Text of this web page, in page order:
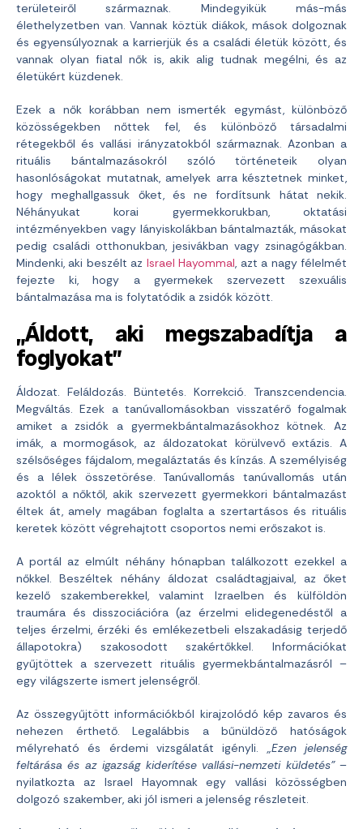
területeiről származnak. Mindegyikük más-más
élethelyzetben van. Vannak köztük diákok, mások dolgoznak
és egyensúlyoznak a karrierjük és a családi életük között, és
vannak olyan fiatal nők is, akik alig tudnak megélni, és az
életükért küzdenek.
Ezek a nők korábban nem ismerték egymást, különböző
közösségekben nőttek fel, és különböző társadalmi
rétegekből és vallási irányzatokból származnak. Azonban a
rituális bántalmazásokról szóló történeteik olyan
hasonlóságokat mutatnak, amelyek arra késztetnek minket,
hogy meghallgassuk őket, és ne fordítsunk hátat nekik.
Néhányukat korai gyermekkorukban, oktatási
intézményekben vagy lányiskolákban bántalmazták, másokat
pedig családi otthonukban, jesivákban vagy zsinagógákban.
Mindenki, aki beszélt az Israel Hayommal, azt a nagy félelmét
fejezte ki, hogy a gyermekek szervezett szexuális
bántalmazása ma is folytatódik a zsidók között.
„Áldott, aki megszabadítja a
foglyokat”
Áldozat. Feláldozás. Büntetés. Korrekció. Transzcendencia.
Megváltás. Ezek a tanúvallomásokban visszatérő fogalmak
amiket a zsidók a gyermekbántalmazásokhoz kötnek. Az
imák, a mormogások, az áldozatokat körülvevő extázis. A
szélsőséges fájdalom, megaláztatás és kínzás. A személyiség
és a lélek összetörése. Tanúvallomás tanúvallomás után
azoktól a nőktől, akik szervezett gyermekkori bántalmazást
éltek át, amely magában foglalta a szertartásos és rituális
keretek között végrehajtott csoportos nemi erőszakot is.
A portál az elmúlt néhány hónapban találkozott ezekkel a
nőkkel. Beszéltek néhány áldozat családtagjaival, az őket
kezelő szakemberekkel, valamint Izraelben és külföldön
traumára és disszociációra (az érzelmi elidegenedéstől a
teljes érzelmi, érzéki és emlékezetbeli elszakadásig terjedő
állapotokra) szakosodott szakértőkkel. Információkat
gyűjtöttek a szervezett rituális gyermekbántalmazásról –
egy világszerte ismert jelenségről.
Az összegyűjtött információkból kirajzolódó kép zavaros és
nehezen érthető. Legalábbis a bűnüldöző hatóságok
mélyreható és érdemi vizsgálatát igényli. „Ezen jelenség
feltárása és az igazság kiderítése vallási-nemzeti küldetés”–
nyilatkozta az Israel Hayomnak egy vallási közösségben
dolgozó szakember, aki jól ismeri a jelenség részleteit.